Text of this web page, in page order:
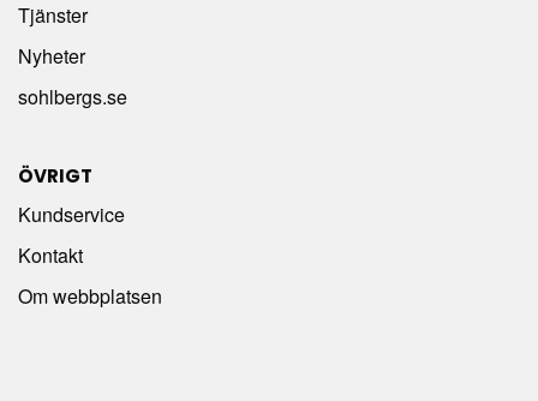
Tjänster
Nyheter
sohlbergs.se
ÖVRIGT
Kundservice
Kontakt
Om webbplatsen